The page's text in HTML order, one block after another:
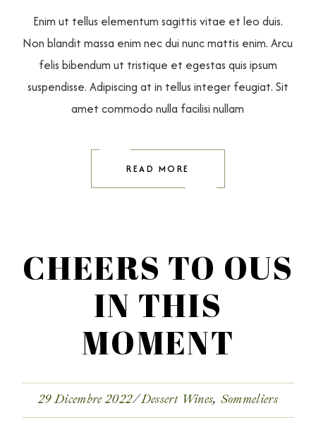
Enim ut tellus elementum sagittis vitae et leo duis.
Non blandit massa enim nec dui nunc mattis enim. Arcu
felis bibendum ut tristique et egestas quis ipsum
suspendisse. Adipiscing at in tellus integer feugiat. Sit
amet commodo nulla facilisi nullam
READ MORE
CHEERS TO OUS
IN THIS
MOMENT
29 Dicembre 2022 Dessert Wines Sommeliers